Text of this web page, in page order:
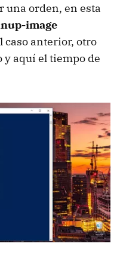
una orden, en esta
image
caso anterior, otro
y aquí el tiempo de